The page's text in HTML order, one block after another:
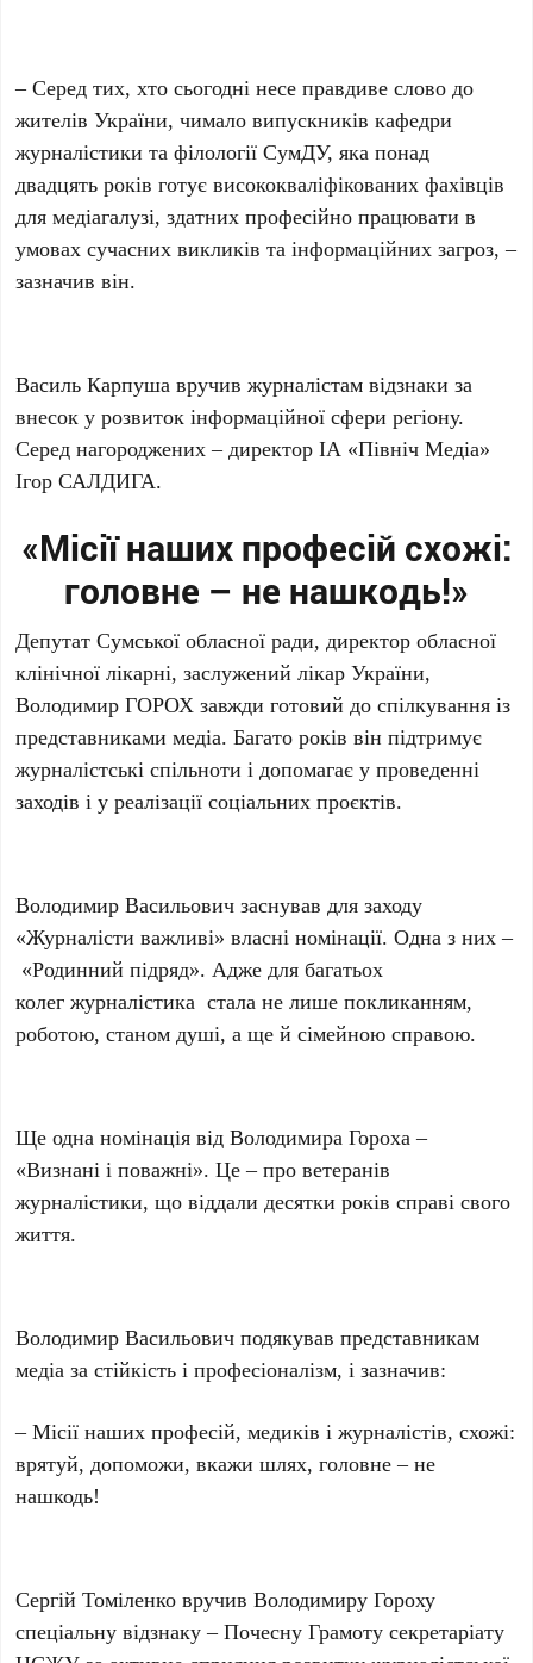
– Серед тих, хто сьогодні несе правдиве слово до
жителів України, чимало випускників кафедри
журналістики та філології СумДУ, яка понад
двадцять років готує висококваліфікованих фахівців
для медіагалузі, здатних професійно працювати в
умовах сучасних викликів та інформаційних загроз, –
зазначив він.
Василь Карпуша вручив журналістам відзнаки за
внесок у розвиток інформаційної сфери регіону.
Серед нагороджених – директор ІА «Північ Медіа»
Ігор САЛДИГА.
«Місії наших професій схожі:
головне – не нашкодь!»
Депутат Сумської обласної ради, директор обласної
клінічної лікарні, заслужений лікар України,
Володимир ГОРОХ завжди готовий до спілкування із
представниками медіа. Багато років він підтримує
журналістські спільноти і допомагає у проведенні
заходів і у реалізації соціальних проєктів.
Володимир Васильович заснував для заходу
«Журналісти важливі» власні номінації. Одна з них –
«Родинний підряд». Адже для багатьох
колег журналістика стала не лише покликанням,
роботою, станом душі, а ще й сімейною справою.
Ще одна номінація від Володимира Гороха –
«Визнані і поважні». Це – про ветеранів
журналістики, що віддали десятки років справі свого
життя.
Володимир Васильович подякував представникам
медіа за стійкість і професіоналізм, і зазначив:
– Місії наших професій, медиків і журналістів, схожі:
врятуй, допоможи, вкажи шлях, головне – не
нашкодь!
Сергій Томіленко вручив Володимиру Гороху
спеціальну відзнаку – Почесну Грамоту секретаріату